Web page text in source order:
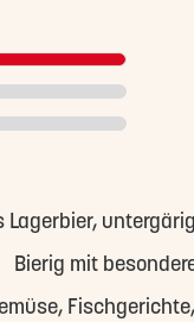
Lagerbier,
Bierig mit